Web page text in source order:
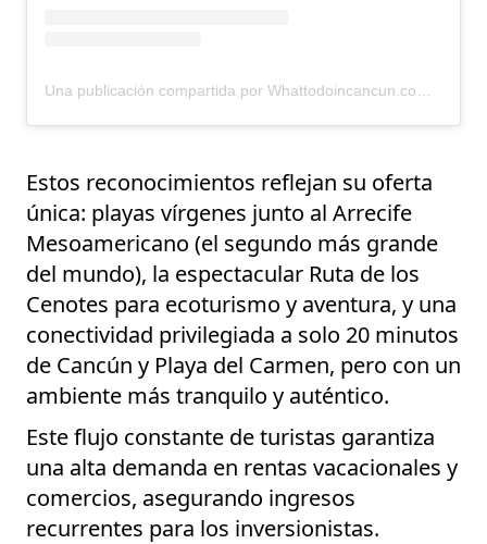
Estos reconocimientos reflejan su oferta
única: playas vírgenes junto al Arrecife
Mesoamericano (el segundo más grande
del mundo), la espectacular Ruta de los
Cenotes para ecoturismo y aventura, y una
conectividad privilegiada a solo 20 minutos
de Cancún y Playa del Carmen, pero con un
ambiente más tranquilo y auténtico.
Este flujo constante de turistas garantiza
una alta demanda en rentas vacacionales y
comercios, asegurando ingresos
recurrentes para los inversionistas.